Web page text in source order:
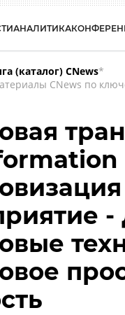
АНАЛИТИКА
(каталог) CNews*
CNews по